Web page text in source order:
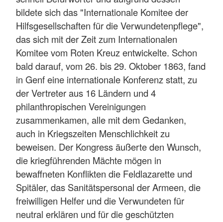
bildete sich das "Internationale Komitee der
Hilfsgesellschaften für die Verwundetenpflege",
das sich mit der Zeit zum Internationalen
Komitee vom Roten Kreuz entwickelte. Schon
bald darauf, vom 26. bis 29. Oktober 1863, fand
in Genf eine internationale Konferenz statt, zu
der Vertreter aus 16 Ländern und 4
philanthropischen Vereinigungen
zusammenkamen, alle mit dem Gedanken,
auch in Kriegszeiten Menschlichkeit zu
beweisen. Der Kongress äußerte den Wunsch,
die kriegführenden Mächte mögen in
bewaffneten Konflikten die Feldlazarette und
Spitäler, das Sanitätspersonal der Armeen, die
freiwilligen Helfer und die Verwundeten für
neutral erklären und für die geschützten